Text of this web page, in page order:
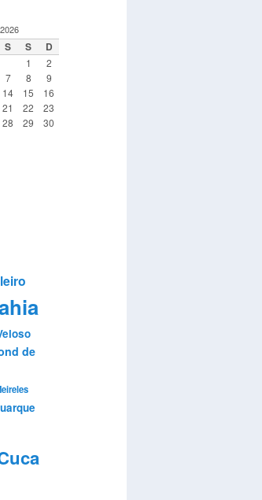
S S D
1
2
7 8
9
14 15
16
21 22
23
28 29
30
de